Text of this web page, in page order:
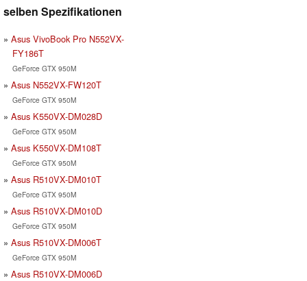
selben Spezifikationen
Asus VivoBook Pro N552VX-
FY186T
GeForce GTX 950M
Asus N552VX-FW120T
GeForce GTX 950M
Asus K550VX-DM028D
GeForce GTX 950M
Asus K550VX-DM108T
GeForce GTX 950M
Asus R510VX-DM010T
GeForce GTX 950M
Asus R510VX-DM010D
GeForce GTX 950M
Asus R510VX-DM006T
GeForce GTX 950M
Asus R510VX-DM006D